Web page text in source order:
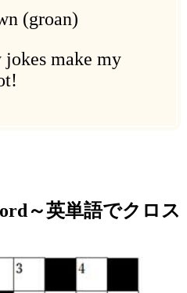
(groan)
make my
～英単語でクロス